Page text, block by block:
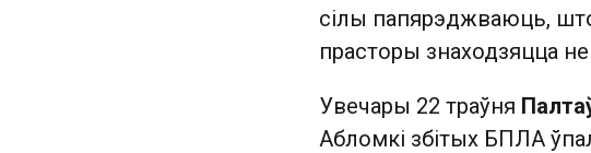
сілы папярэджваюць,
прасторы знаходзяцца
Увечары 22 траўня
Абломкі збітых БПЛА